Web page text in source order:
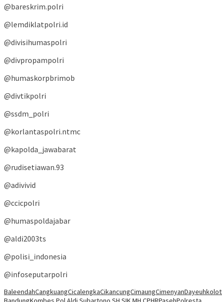
@bareskrim.polri
@lemdiklatpolri.id
@divisihumaspolri
@divpropampolri
@humaskorpbrimob
@divtikpolri
@ssdm_polri
@korlantaspolri.ntmc
@kapolda_jawabarat
@rudisetiawan.93
@adivivid
@ccicpolri
@humaspoldajabar
@aldi2003ts
@polisi_indonesia
@infoseputarpolri
BaleendahCangkuangCicalengkaCikancungCimaungCimenyanDayeuhkolot